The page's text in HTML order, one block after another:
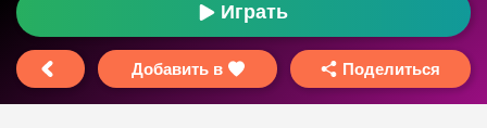
Играть
Добавить в Поделиться